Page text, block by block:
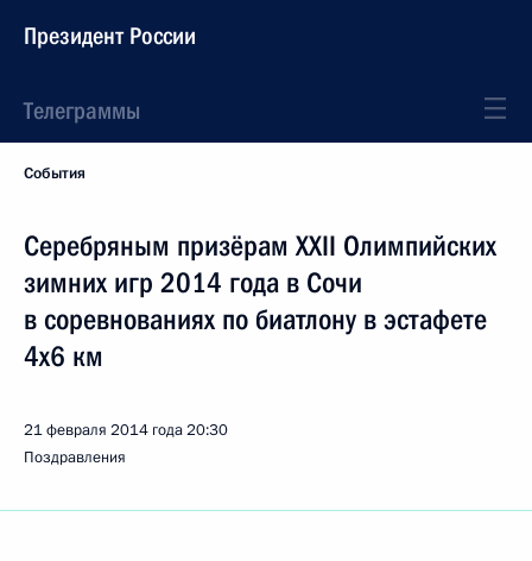
Президент России
Телеграммы
События
Серебряным призёрам XXII Олимпийских
зимних игр 2014 года в Сочи
в соревнованиях по биатлону в эстафете
4х6 км
21 февраля 2014 года20:30
Поздравления